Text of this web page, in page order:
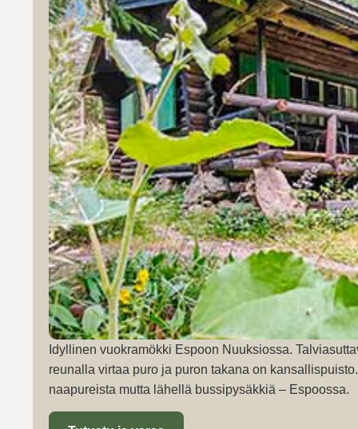
Idyllinen vuokramökki Espoon Nuuksiossa.
reunalla virtaa puro ja puron takana on
naapureista mutta lähellä bussipysäkkiä – Espoossa.